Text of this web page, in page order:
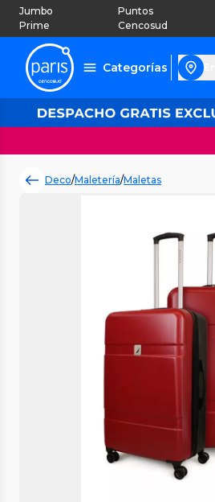
Jumbo
Prime
Puntos
Cencosud
Categorías
Deco/Maletería/Maletas